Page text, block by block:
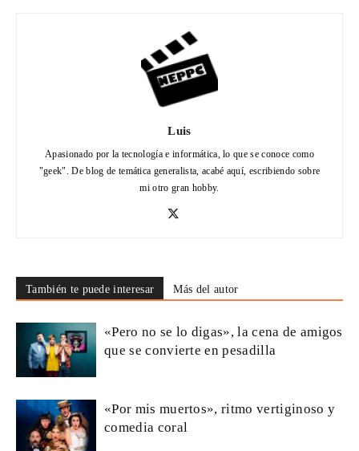
Luis
Apasionado por la tecnología e informática, lo que se conoce como
"geek". De blog de temática generalista, acabé aquí, escribiendo sobre
mi otro gran hobby.
También te puede interesar Más del autor
«Pero no se lo digas», la cena de amigos
que se convierte en pesadilla
«Por mis muertos», ritmo vertiginoso y
comedia coral